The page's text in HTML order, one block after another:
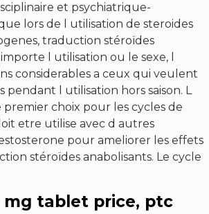
et psychiatrique-
lors de l utilisation de steroides
traduction stéroïdes
l utilisation ou le sexe, l
considerables a ceux qui veulent
pendant l utilisation hors saison. L
choix pour les cycles de
etre utilise avec d autres
pour ameliorer les effets
stéroïdes anabolisants. Le cycle
mg tablet price, ptc